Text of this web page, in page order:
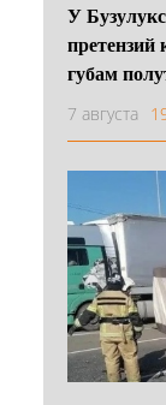
У
претензий
губам
7 августа